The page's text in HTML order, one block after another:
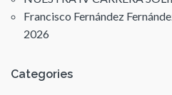
Francisco Fernández
2026
Categories